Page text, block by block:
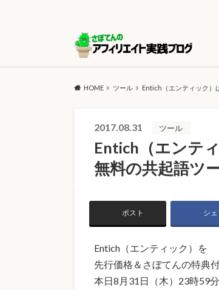
HOME ツール Entich（エンティック）
2017.08.31 ツール
Entich（エンテ
無料の共起語ツ
ポスト シェ
Entich（エンティック）を
先行価格＆さぼてんの特典
本日8月31日（木）23時59分